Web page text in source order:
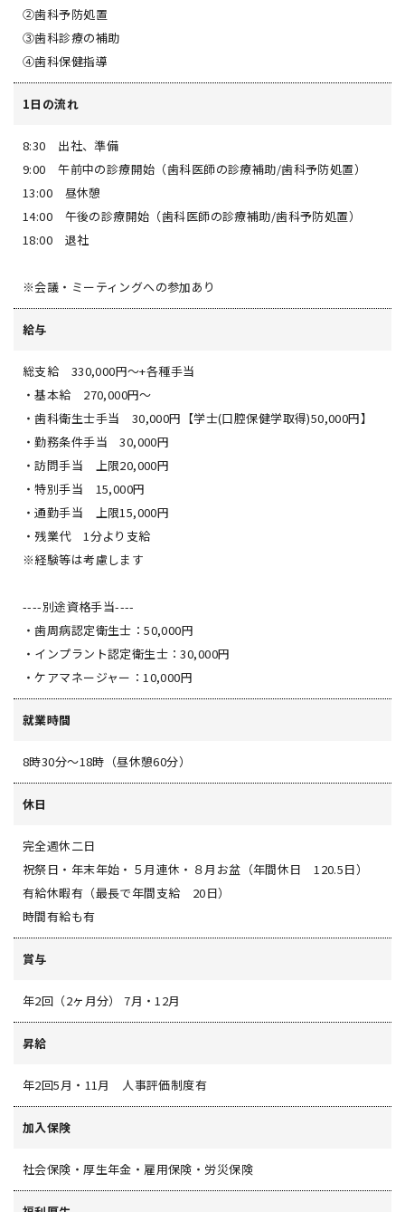
②歯科予防処置
③歯科診療の補助
④歯科保健指導
1日の流れ
8:30 出社、準備
9:00 午前中の診療開始（歯科医師の診療補助/歯科予防処置）
13:00 昼休憩
14:00 午後の診療開始（歯科医師の診療補助/歯科予防処置）
18:00 退社
※会議・ミーティングへの参加あり
給与
総支給 330,000円～+各種手当
・基本給 270,000円～
・歯科衛生士手当 30,000円【学士(口腔保健学取得)50,000円】
・勤務条件手当 30,000円
・訪問手当 上限20,000円
・特別手当 15,000円
・通勤手当 上限15,000円
・残業代 1分より支給
※経験等は考慮します
----別途資格手当----
・歯周病認定衛生士：50,000円
・インプラント認定衛生士：30,000円
・ケアマネージャー：10,000円
就業時間
8時30分～18時（昼休憩60分）
休日
完全週休二日
祝祭日・年末年始・５月連休・８月お盆（年間休日 120.5日）
有給休暇有（最長で年間支給 20日）
時間有給も有
賞与
年2回（2ヶ月分） 7月・12月
昇給
年2回5月・11月 人事評価制度有
加入保険
社会保険・厚生年金・雇用保険・労災保険